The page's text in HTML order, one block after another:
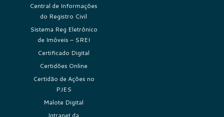
Central de Informações
do Registro Civil
Sistema Reg Eletrônico
de Imóveis – SREI
Certificado Digital
Certidões Online
Certidão de Ações no
PJES
Malote Digital
Intranet da